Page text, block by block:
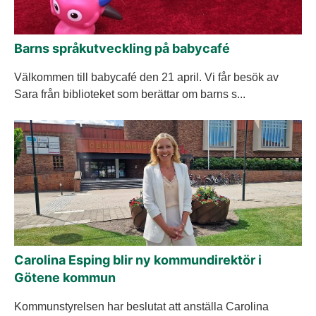
Barns språkutveckling på babycafé
Välkommen till babycafé den 21 april. Vi får besök av
Sara från biblioteket som berättar om barns s...
Carolina Esping blir ny kommundirektör i
Götene kommun
Kommunstyrelsen har beslutat att anställa Carolina